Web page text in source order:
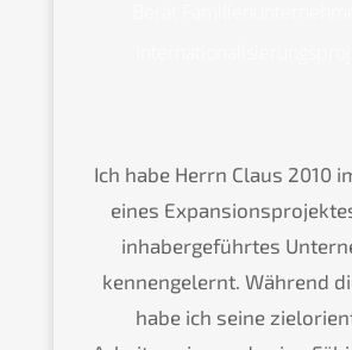
Ich habe Herrn Claus 2010
eines
inhabergeführtes
kennengelernt. Während
habe ich seine